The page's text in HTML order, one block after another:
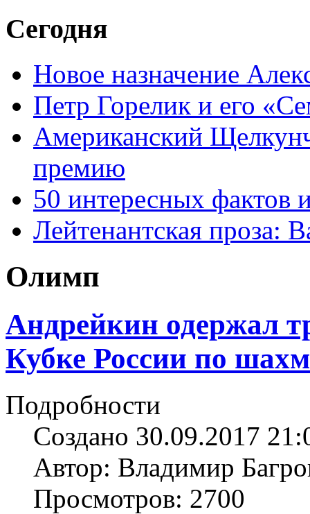
Сегодня
Новое назначение
Петр Горелик и его
Американский
премию
50 интересных фактов
Лейтенантская проза:
Олимп
Андрейкин одержал
Кубке России по
Подробности
Создано 30.09.2017
Автор: Владимир
Просмотров: 2700